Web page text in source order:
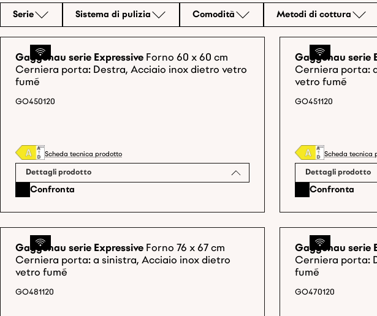
Serie Sistema di pulizia Comodità Metodi di cottura
Gaggenau serie Expressive Forno 60 x 60 cm
Cerniera porta: Destra, Acciaio inox dietro vetro
fumé
GO450120
Scheda tecnica prodotto
Dettagli prodotto
Confronta
Gaggenau serie
Cerniera porta:
vetro fumé
GO451120
Scheda tecnica
Dettagli prodotto
Confronta
Gaggenau serie Expressive Forno 76 x 67 cm
Cerniera porta: a sinistra, Acciaio inox dietro
vetro fumé
GO481120
Gaggenau serie
Cerniera porta:
fumé
GO470120